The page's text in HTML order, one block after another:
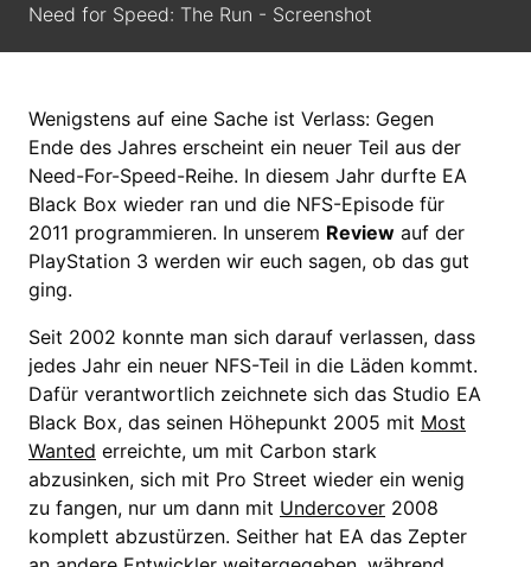
Need for Speed: The Run - Screenshot
Wenigstens auf eine Sache ist Verlass: Gegen
Ende des Jahres erscheint ein neuer Teil aus der
Need-For-Speed-Reihe. In diesem Jahr durfte EA
Black Box wieder ran und die NFS-Episode für
2011 programmieren. In unserem Review auf der
PlayStation 3 werden wir euch sagen, ob das gut
ging.
Seit 2002 konnte man sich darauf verlassen, dass
jedes Jahr ein neuer NFS-Teil in die Läden kommt.
Dafür verantwortlich zeichnete sich das Studio EA
Black Box, das seinen Höhepunkt 2005 mit Most
Wanted erreichte, um mit Carbon stark
abzusinken, sich mit Pro Street wieder ein wenig
zu fangen, nur um dann mit Undercover 2008
komplett abzustürzen. Seither hat EA das Zepter